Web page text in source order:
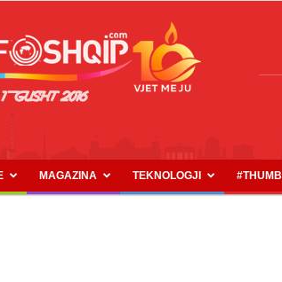
INFOSHQIP.COM
MAGAZINA TEKNOLOGJI #THUMB